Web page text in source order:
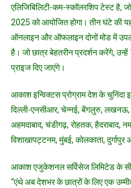
भविष्य
के
प्रॉब्लम
सॉल्वर
लिए
सशक्त
बनाएगा
एलिजिबिलिटी-कम-स्कॉलरशिप टेस्ट
2025 को आयोजित होगा। तीन घंटे की
ऑनलाइन और ऑफलाइन दोनों मोड में
है। जो छात्र बेहतरीन प्रदर्शन करेंगे,
प्राइज दिए जाएंगे।
आकाश इन्विक्टस प्रोग्राम देश के चुनिंदा
दिल्ली-एनसीआर, चेन्नई, बेंगलुरु, लखनऊ,
अहमदाबाद, चंडीगढ़, रोहतक, हैदराबाद,
विशाखापट्टनम, मुंबई, कोलकाता, दुर्गापुर
आकाश एजुकेशनल सर्विसेज लिमिटेड के
“एंथे अब देशभर के छात्रों के लिए एक